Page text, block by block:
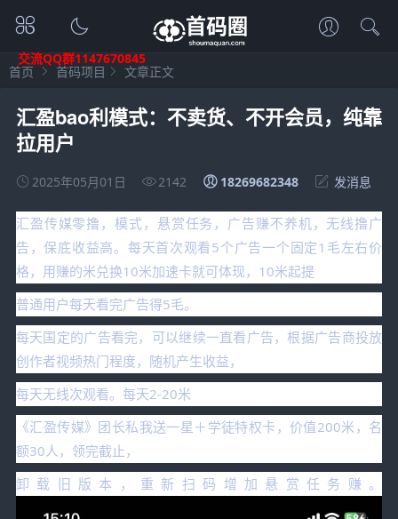
交流QQ群1147670845
首页 首码项目 文章正文
汇盈bao利模式：不卖货、不开会员，纯靠
拉用户
2025年05月01日 2142 18269682348 发消息
汇盈传媒零撸，模式，悬赏任务，广告赚不养机，无线撸广
告，保底收益高。每天首次观看5个广告一个固定1毛左右价
格，用赚的米兑换10米加速卡就可体现，10米起提
普通用户每天看完广告得5毛。
每天国定的广告看完，可以继续一直看广告，根据广告商投放
创作者视频热门程度，随机产生收益，
每天无线次观看。每天2-20米
《汇盈传媒》团长私我送一星＋学徒特权卡，价值200米，名
额30人，领完截止，
卸载旧版本，重新扫码增加悬赏任务赚。